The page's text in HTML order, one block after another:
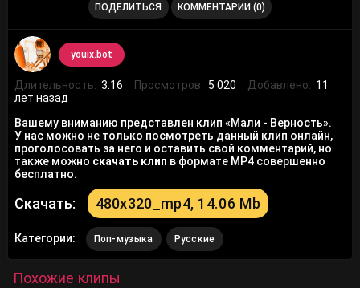
ПОДЕЛИТЬСЯ КОММЕНТАРИИ (0)
youix.bot
Длительность: 3:16 Просмотров: 5 020 Добавлено: 11
лет назад
Вашему вниманию представлен клип «Мали - Верность».
У нас можно не только посмотреть данный клип онлайн,
проголосовать за него и оставить свой комментарий, но
также можно скачать клип в формате MP4 совершенно
бесплатно.
Скачать: 480x320_mp4, 14.06 Mb
Категории: Поп-музыка Русские
Похожие клипы